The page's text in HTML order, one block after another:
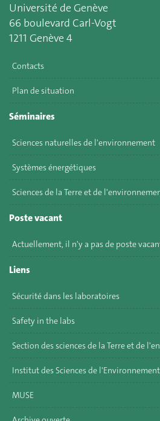
Université de Genève
66 boulevard Carl-Vogt
1211 Genève 4
Contacts
Plan de situation
Séminaires
Sciences naturelles de l'environnement
Systèmes énergétiques
Sciences de la Terre et de
Poste vacant
Actuellement, il n'y a pas de poste
Liens
Sécurité dans les laboratoires
Safety in the labs
Section des sciences de la Terre et de
Institut des Sciences de l'Environnement
MUSE